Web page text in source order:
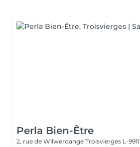
Perla Bien-Être
2, rue de Wilwerdange Troisvierges L-9911